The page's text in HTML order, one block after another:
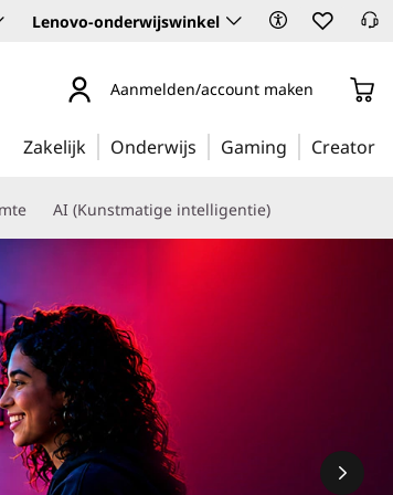
Lenovo-onderwijswinkel
Aanmelden/account maken
Zakelijk Onderwijs Gaming Creator
AI (Kunstmatige intelligentie)